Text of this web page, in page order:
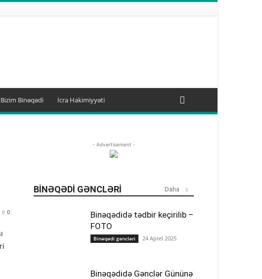
Bizim Binəqədi İcra Hakimiyyəti
0
- Advertisement -
BINƏQƏDI GƏNCLƏRI Daha
Binəqədidə tədbir keçirilib –
FOTO
Binəqədi gəncləri 24 Aprel 2025
Binəqədidə Gənclər Gününə